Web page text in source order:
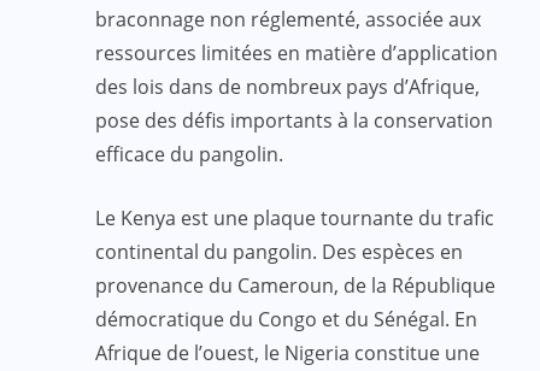
braconnage non réglementé, associée aux
ressources limitées en matière d’application
des lois dans de nombreux pays d’Afrique,
pose des défis importants à la conservation
efficace du pangolin.
Le Kenya est une plaque tournante du trafic
continental du pangolin. Des espèces en
provenance du Cameroun, de la République
démocratique du Congo et du Sénégal. En
Afrique de l’ouest, le Nigeria constitue une